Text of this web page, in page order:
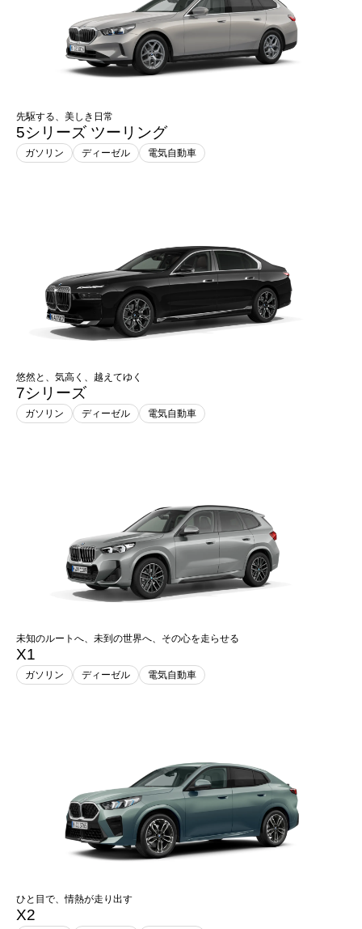
先駆する、美しき日常
5シリーズ ツーリング
ガソリン ディーゼル 電気自動車
悠然と、気高く、越えてゆく
7シリーズ
ガソリン ディーゼル 電気自動車
未知のルートへ、未到の世界へ、その心を走らせる
X1
ガソリン ディーゼル 電気自動車
ひと目で、情熱が走り出す
X2